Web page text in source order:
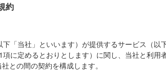
約
「当社」といいます）が提供するサービス（以
に定めるとおりとします）に関し、当社と利用
との間の契約を構成します。